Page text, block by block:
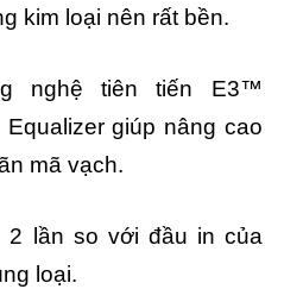
kim loại nên rất bền.
nghệ tiên tiến E3™
giúp nâng cao
mã vạch.
2 lần so với đầu in của
loại.